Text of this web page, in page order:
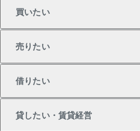
買いたい
新築・分譲マンションの購入
売りたい
マンションの売却・査定
借りたい
借りたいTOP
貸したい・賃貸経営